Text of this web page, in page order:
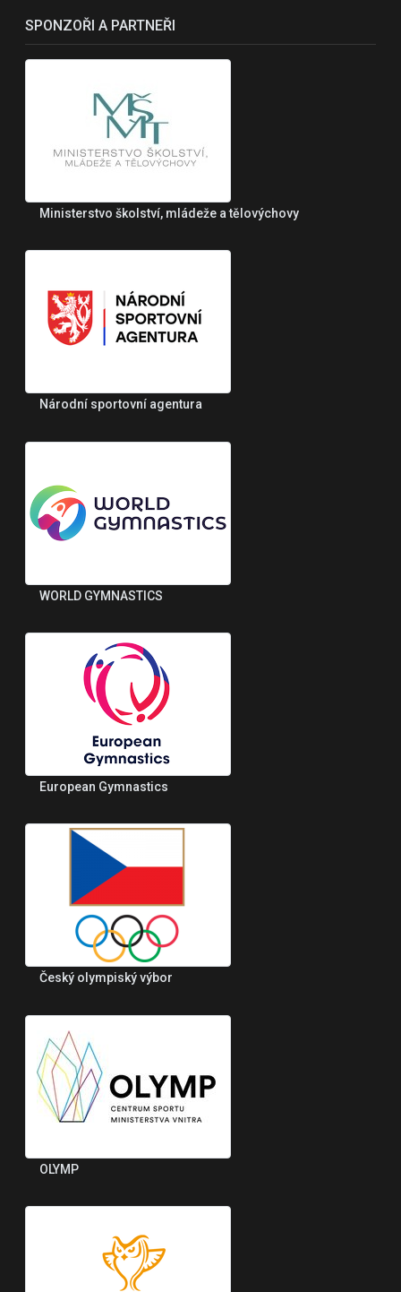
SPONZOŘI A PARTNEŘI
Ministerstvo školství, mládeže a tělovýchovy
Národní sportovní agentura
WORLD GYMNASTICS
European Gymnastics
Český olympiský výbor
OLYMP